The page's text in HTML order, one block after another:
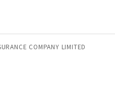
COMPANY LIMITED